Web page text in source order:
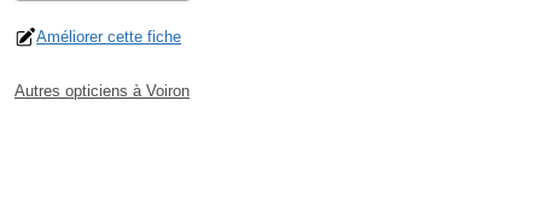
Améliorer cette fiche
Autres opticiens à Voiron